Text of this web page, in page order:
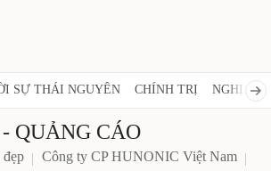
SỰ THÁI NGUYÊN CHÍNH TRỊ NGHỊ
QUẢNG CÁO
đẹp
Công ty CP HUNONIC Việt Nam